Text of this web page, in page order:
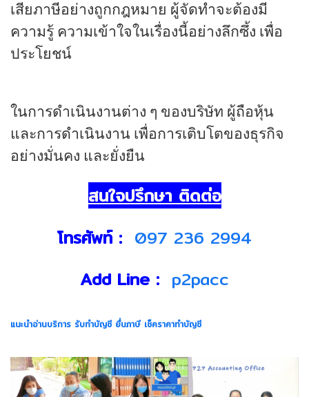
เสียภาษีอย่างถูกกฎหมาย ผู้จัดทำจะต้องมี
ความรู้ ความเข้าใจในเรื่องนี้อย่างลึกซึ้ง เพื่อ
ประโยชน์
ในการดำเนินงานต่าง ๆ ของบริษัท ผู้ถือหุ้น
และการดำเนินงาน เพื่อการเติบโตของธุรกิจ
อย่างมั่นคง และยั่งยืน
สนใจปรึกษา ติดต่อ
โทรศัพท์ : 097 236 2994
Add Line : p2pacc
แนะนำอ่านบริการ รับทำบัญชี ยื่นภาษี เช็คราคาทำบัญชี